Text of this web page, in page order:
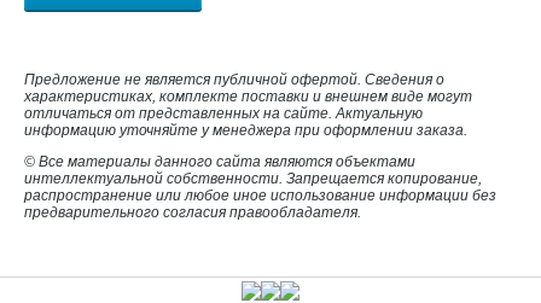
Предложение не является публичной офертой. Сведения о
характеристиках, комплекте поставки и внешнем виде могут
отличаться от представленных на сайте. Актуальную
информацию уточняйте у менеджера при оформлении заказа.
© Все материалы данного сайта являются объектами
интеллектуальной собственности. Запрещается копирование,
распространение или любое иное использование информации без
предварительного согласия правообладателя.